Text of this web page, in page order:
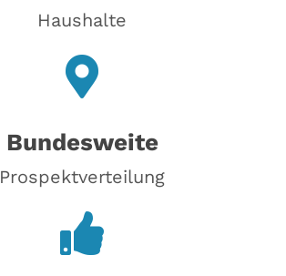
Haushalte
Bundesweite
Prospektverteilung